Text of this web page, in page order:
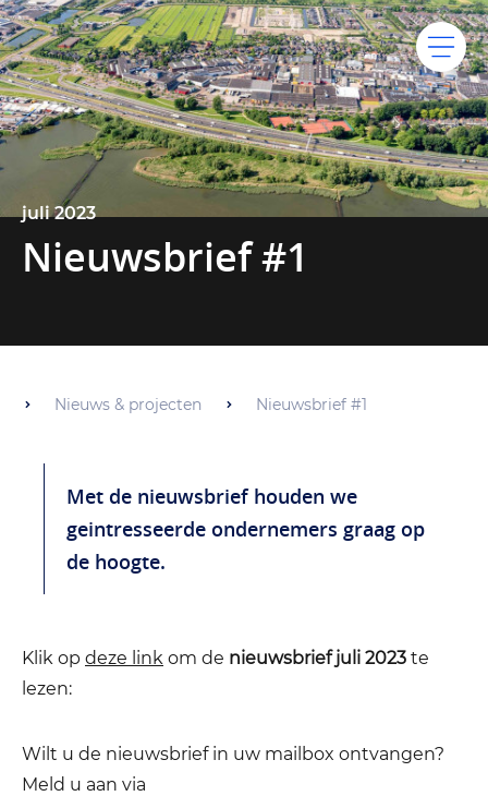
juli 2023
Nieuwsbrief #1
Nieuws & projecten Nieuwsbrief #1
Met de nieuwsbrief houden we
geintresseerde ondernemers graag op
de hoogte.
Klik op deze link om de nieuwsbrief juli 2023 te
lezen:
Wilt u de nieuwsbrief in uw mailbox ontvangen?
Meld u aan via